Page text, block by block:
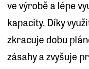
ve výrobě a lépe
kapacity. Díky
zkracuje dobu
zásahy a zvyšuje